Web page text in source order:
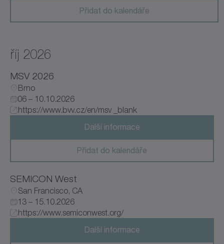
Přidat do kalendáře
říj 2026
MSV 2026
Brno
06 – 10.10.2026
https://www.bvv.cz/en/msv _blank
Další informace
Přidat do kalendáře
SEMICON West
San Francisco, CA
13 – 15.10.2026
https://www.semiconwest.org/
Další informace